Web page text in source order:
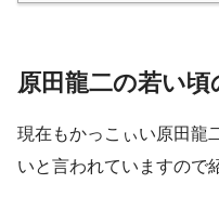
原田龍二の若い頃
現在もかっこぃい原田龍
いと言われていますので